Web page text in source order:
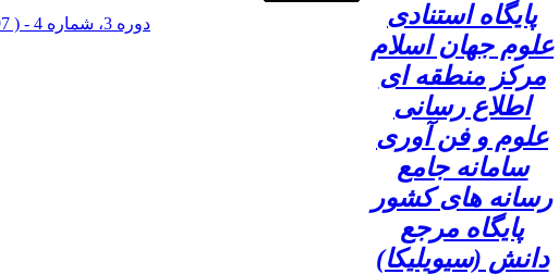
پایگاه استنادی
علوم جهان اسلام
مرکز منطقه ای
اطلاع رسانی
علوم و فن آوری
سامانه جامع
رسانه های کشور
پایگاه مرجع
دانش (سیویلیکا)
دوره 3، شماره 4 - ( 1397 )